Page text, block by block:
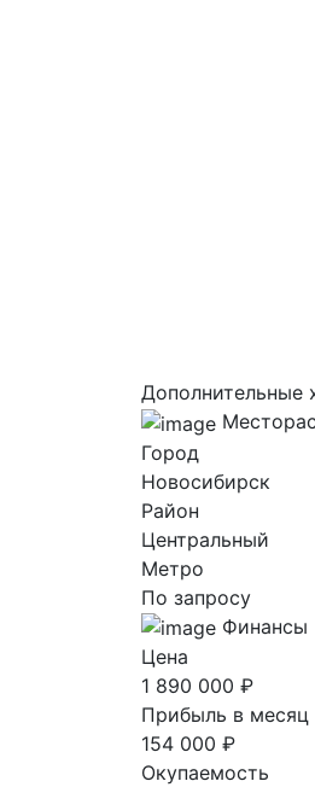
Дополнительные
Город
Новосибирск
Район
Центральный
Метро
По запросу
Финансы
Цена
1 890 000 ₽
Прибыль в месяц
154 000 ₽
Окупаемость